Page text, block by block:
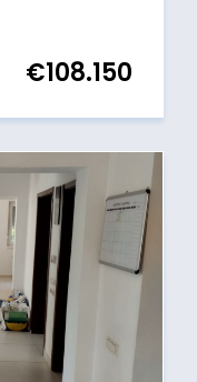
€108.150